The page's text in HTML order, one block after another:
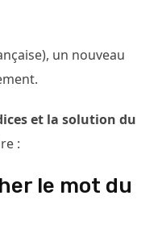
un nouveau
et la solution du
:
le mot du